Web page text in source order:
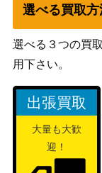
弧光のフェニック
【GRN】
[Foil]ファイレクシ
rexian
神聖なる泉/
R】《日》
選べる買取方
選べる３つの買
用下さい。
出張買取
大量も大歓
迎！